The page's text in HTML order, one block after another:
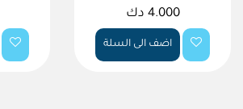
4.000 دك
اضف الى السلة